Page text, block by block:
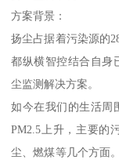
方案背景：
扬尘占据着污染源的
都纵横智控结合自身
尘监测解决方案。
如今在我们的生活周
PM2.5上升，主要的
尘、燃煤等几个方面